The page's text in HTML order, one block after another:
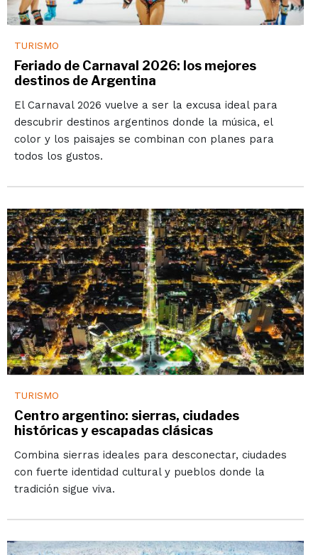
TURISMO
Feriado de Carnaval 2026: los mejores
destinos de Argentina
El Carnaval 2026 vuelve a ser la excusa ideal para
descubrir destinos argentinos donde la música, el
color y los paisajes se combinan con planes para
todos los gustos.
TURISMO
Centro argentino: sierras, ciudades
históricas y escapadas clásicas
Combina sierras ideales para desconectar, ciudades
con fuerte identidad cultural y pueblos donde la
tradición sigue viva.